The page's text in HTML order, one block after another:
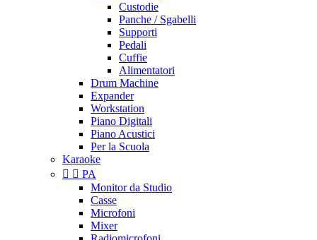
Custodie
Panche / Sgabelli
Supporti
Pedali
Cuffie
Alimentatori
Drum Machine
Expander
Workstation
Piano Digitali
Piano Acustici
Per la Scuola
Karaoke
  PA
Monitor da Studio
Casse
Microfoni
Mixer